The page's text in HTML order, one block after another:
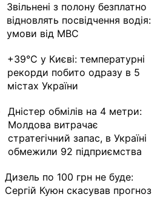
Звільнені з полону безплатно
відновлять посвідчення водія:
умови від МВС
+39°C у Києві: температурні
рекорди побито одразу в 5
містах України
Дністер обмілів на 4 метри:
Молдова витрачає
стратегічний запас, в Україні
обмежили 92 підприємства
Дизель по 100 грн не буде:
Сергій Куюн скасував прогноз